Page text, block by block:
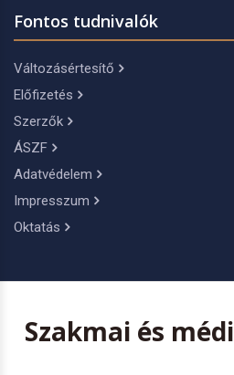
Fontos tudnivalók
Változásértesítő
Előfizetés
Szerzők
ÁSZF
Adatvédelem
Impresszum
Oktatás
Szakmai és